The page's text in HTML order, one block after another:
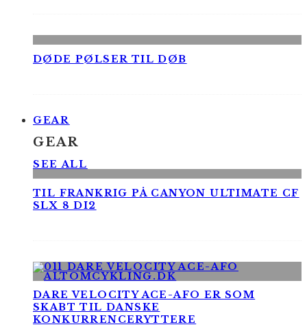
DØDE PØLSER TIL DØB
GEAR
GEAR
SEE ALL
TIL FRANKRIG PÅ CANYON ULTIMATE CF
SLX 8 DI2
DARE VELOCITY ACE-AFO ER SOM
SKABT TIL DANSKE
KONKURRENCERYTTERE